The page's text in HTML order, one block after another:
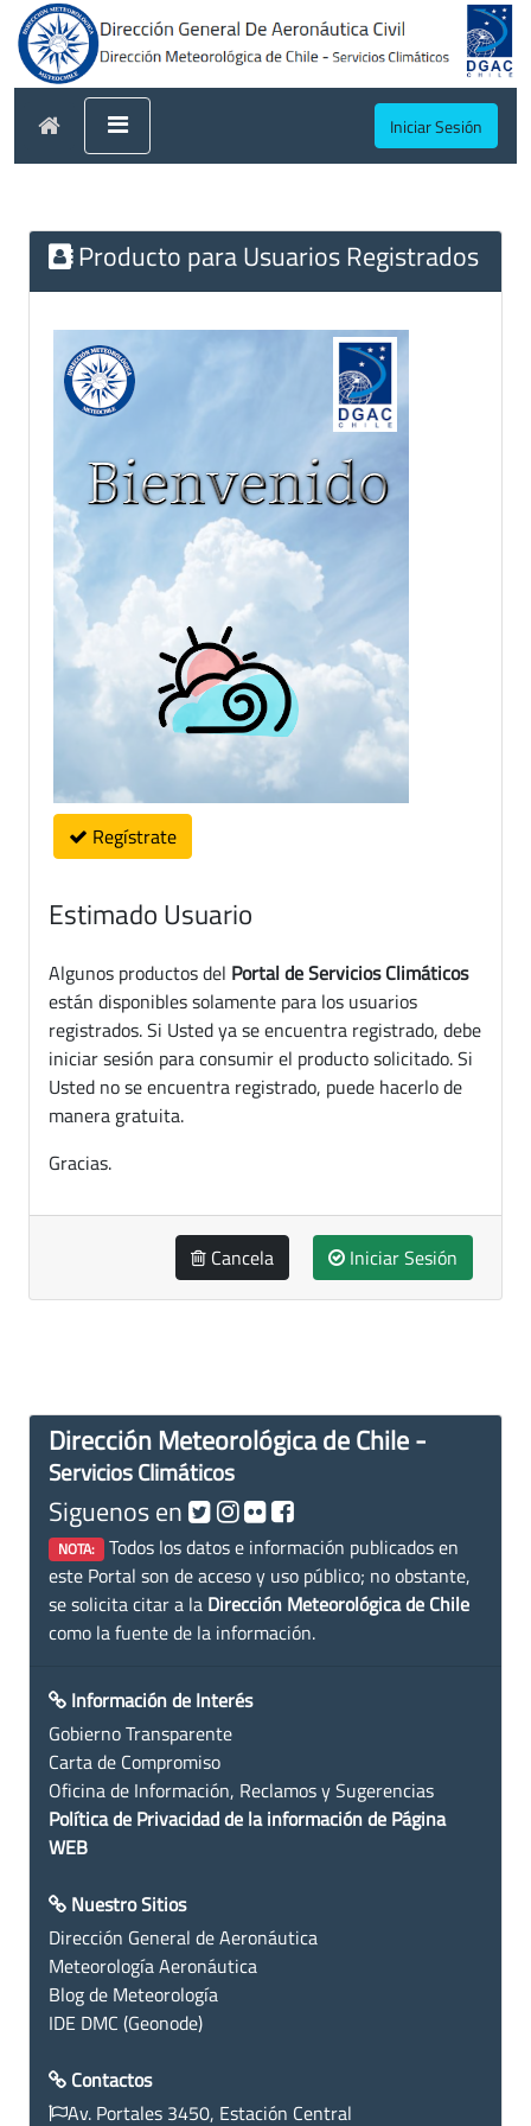
Iniciar Sesión
Producto para Usuarios Registrados
Regístrate
Estimado Usuario
Algunos productos del Portal de Servicios Climáticos
están disponibles solamente para los usuarios
registrados. Si Usted ya se encuentra registrado, debe
iniciar sesión para consumir el producto solicitado. Si
Usted no se encuentra registrado, puede hacerlo de
manera gratuita.
Gracias.
Cancela Iniciar Sesión
Dirección Meteorológica de Chile -
Servicios Climáticos
Siguenos en
NOTA: Todos los datos e información publicados en
este Portal son de acceso y uso público; no obstante,
se solicita citar a la Dirección Meteorológica de Chile
como la fuente de la información.
Información de Interés
Gobierno Transparente
Carta de Compromiso
Oficina de Información, Reclamos y Sugerencias
Política de Privacidad de la información de Página
WEB
Nuestro Sitios
Dirección General de Aeronáutica
Meteorología Aeronáutica
Blog de Meteorología
IDE DMC (Geonode)
Contactos
Av. Portales 3450, Estación Central